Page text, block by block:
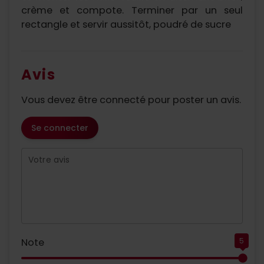
crème et compote. Terminer par un seul
rectangle et servir aussitôt, poudré de sucre
Avis
Vous devez être connecté pour poster un avis.
Se connecter
Votre avis
Note 5